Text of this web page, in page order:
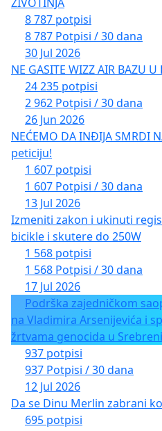
8 787 potpisi
8 787 Potpisi / 30 dana
30 Jul 2026
NE GASITE WIZZ AIR BAZU U
24 235 potpisi
2 962 Potpisi / 30 dana
26 Jun 2026
NEĆEMO DA INĐIJA SMRDI
peticiju!
1 607 potpisi
1 607 Potpisi / 30 dana
13 Jul 2026
Izmeniti zakon i ukinuti
bicikle i skutere do 250W
1 568 potpisi
1 568 Potpisi / 30 dana
17 Jul 2026
Podrška zajedničkom
na Vladimira Arsenijevića i
žrtvama genocida u
937 potpisi
937 Potpisi / 30 dana
12 Jul 2026
Da se Dinu Merlin zabrani
695 potpisi